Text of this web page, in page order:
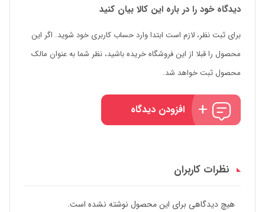
دیدگاه خود را در باره این کالا بیان کنید
برای ثبت نظر، لازم است ابتدا وارد حساب کاربری خود شوید. اگر این
محصول را قبلا از این فروشگاه خریده باشید، نظر شما به عنوان مالک
محصول ثبت خواهد شد.
افزودن دیدگاه
نظرات کاربران
هیچ دیدگاهی برای این محصول نوشته نشده است.